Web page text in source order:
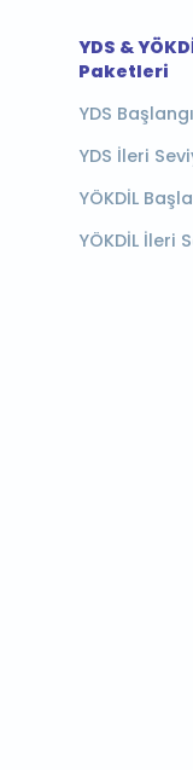
YDS &
Paketleri
YDS
YDS İleri
YÖKDİL
YÖKDİL İleri